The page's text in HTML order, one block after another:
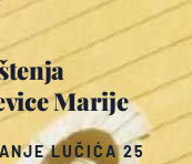
Marije
LUČIĆA 25